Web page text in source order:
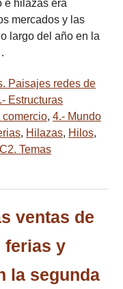
e hilazas era
mercados y las
largo del año en la
Paisajes redes de
Estructuras
comercio, 4.- Mundo
, Hilazas, Hilos,
Temas
ventas de
ferias y
la segunda